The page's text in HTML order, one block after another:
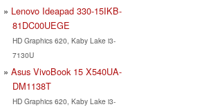
Lenovo Ideapad 330-15IKB-
81DC00UEGE
HD Graphics 620, Kaby Lake i3-
7130U
Asus VivoBook 15 X540UA-
DM1138T
HD Graphics 620, Kaby Lake i3-